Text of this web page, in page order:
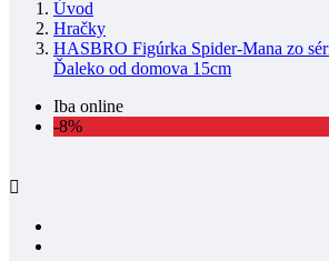
Úvod
Hračky
HASBRO Figúrka Spider-Mana zo
Ďaleko od domova 15cm
Iba online
-8%
